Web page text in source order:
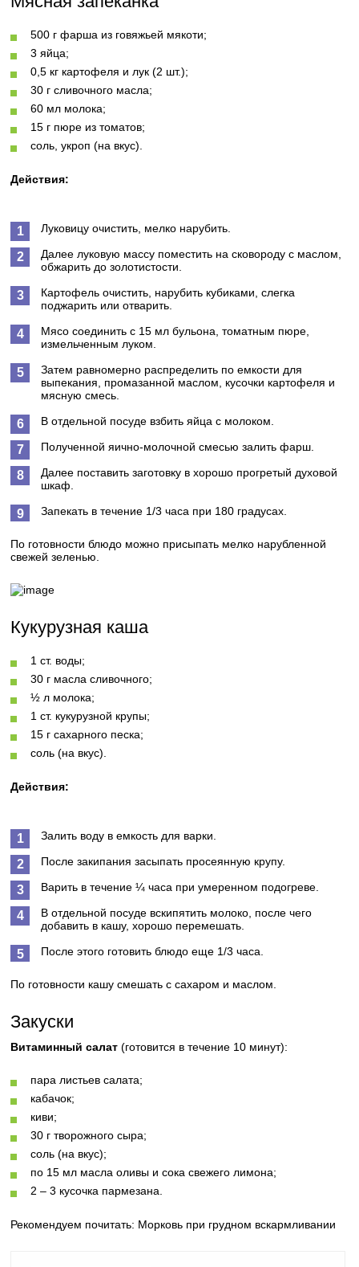
500 г фарша из говяжьей мякоти;
3 яйца;
0,5 кг картофеля и лук (2 шт.);
30 г сливочного масла;
60 мл молока;
15 г пюре из томатов;
соль, укроп (на вкус).
Действия:
Луковицу очистить, мелко нарубить.
Далее луковую массу поместить на сковороду с маслом,
обжарить до золотистости.
Картофель очистить, нарубить кубиками, слегка
поджарить или отварить.
Мясо соединить с 15 мл бульона, томатным пюре,
измельченным луком.
Затем равномерно распределить по емкости для
выпекания, промазанной маслом, кусочки картофеля и
мясную смесь.
В отдельной посуде взбить яйца с молоком.
Полученной яично-молочной смесью залить фарш.
Далее поставить заготовку в хорошо прогретый духовой
шкаф.
Запекать в течение 1/3 часа при 180 градусах.
По готовности блюдо можно присыпать мелко нарубленной
свежей зеленью.
Кукурузная каша
1 ст. воды;
30 г масла сливочного;
½ л молока;
1 ст. кукурузной крупы;
15 г сахарного песка;
соль (на вкус).
Действия:
Залить воду в емкость для варки.
После закипания засыпать просеянную крупу.
Варить в течение ¼ часа при умеренном подогреве.
В отдельной посуде вскипятить молоко, после чего
добавить в кашу, хорошо перемешать.
После этого готовить блюдо еще 1/3 часа.
По готовности кашу смешать с сахаром и маслом.
Закуски
Витаминный салат (готовится в течение 10 минут):
пара листьев салата;
кабачок;
киви;
30 г творожного сыра;
соль (на вкус);
по 15 мл масла оливы и сока свежего лимона;
2 – 3 кусочка пармезана.
Рекомендуем почитать: Морковь при грудном вскармливании